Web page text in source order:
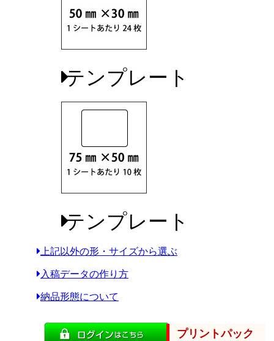
テンプレート
テンプレート
上記以外の形・サイズから選ぶ
入稿データの作り方
納品形態について
プリントパック